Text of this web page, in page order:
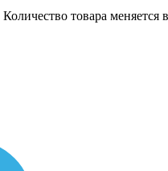
Количество товара меняется